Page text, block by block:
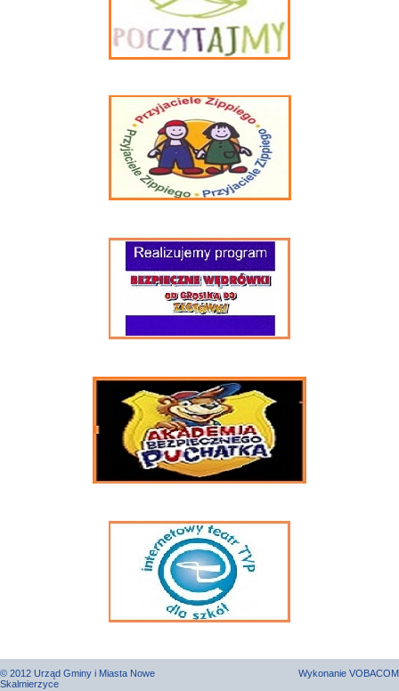
© 2012 Urząd Gminy i Miasta Nowe
Skalmierzyce
Wykonanie VOBACOM